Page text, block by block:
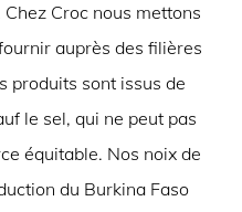
Croc nous mettons
auprès des filières
produits sont issus de
le sel, qui ne peut pas
équitable. Nos noix de
du Burkina Faso